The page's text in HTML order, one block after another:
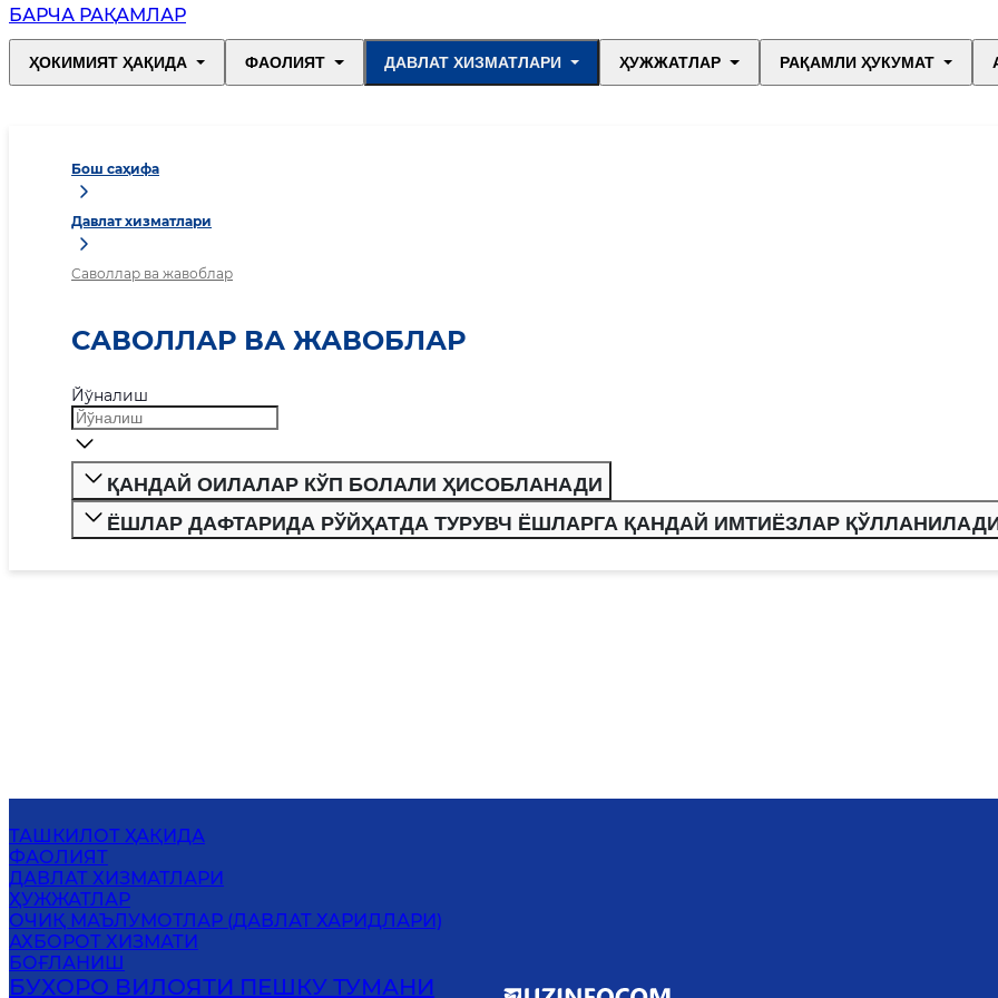
БАРЧА РАҚАМЛАР
ҲОКИМИЯТ ҲАҚИДА ФАОЛИЯТ ДАВЛАТ ХИЗМАТЛАРИ ҲУЖЖАТЛАР РАҚАМЛИ ҲУКУМАТ
Бош саҳифа
Давлат хизматлари
Саволлар ва жавоблар
САВОЛЛАР ВА ЖАВОБЛАР
Йўналиш
ҚАНДАЙ ОИЛАЛАР КЎП БОЛАЛИ ҲИСОБЛАНАДИ
ЁШЛАР ДАФТАРИДА РЎЙҲАТДА ТУРУВЧ ЁШЛАРГА ҚАНДАЙ ИМТИЁЗЛАР
ТАШКИЛОТ ҲАҚИДА
ФАОЛИЯТ
ДАВЛАТ ХИЗМАТЛАРИ
ҲУЖЖАТЛАР
ОЧИҚ МАЪЛУМОТЛАР (ДАВЛАТ ХАРИДЛАРИ)
АХБОРОТ ХИЗМАТИ
БОҒЛАНИШ
БУХОРО ВИЛОЯТИ ПЕШКУ ТУМАНИ